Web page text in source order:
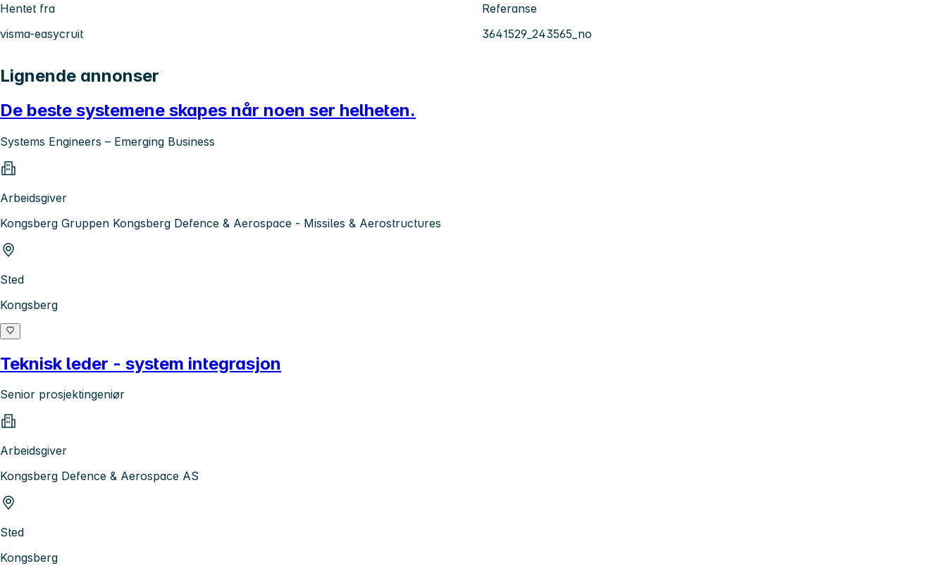
Hentet fra
visma-easycruit
Referanse
3641529_243565_no
Lignende annonser
De beste systemene skapes når noen ser helheten.
Systems Engineers – Emerging Business
Arbeidsgiver
Kongsberg Gruppen Kongsberg Defence & Aerospace - Missiles & Aerostructures
Sted
Kongsberg
Teknisk leder - system integrasjon
Senior prosjektingeniør
Arbeidsgiver
Kongsberg Defence & Aerospace AS
Sted
Kongsberg